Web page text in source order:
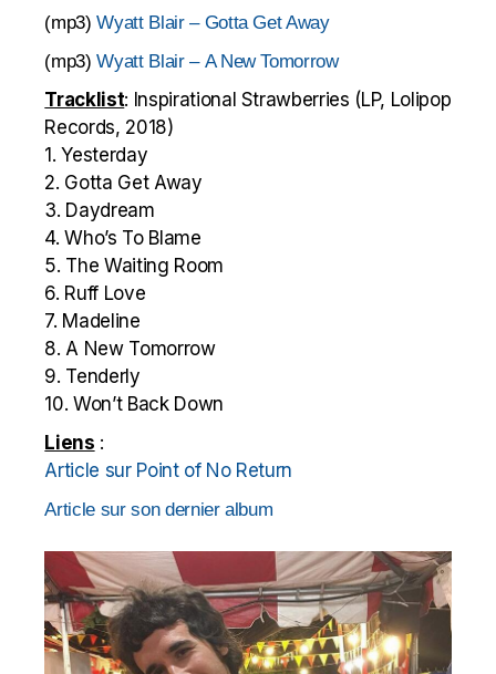
(mp3)Wyatt Blair – Gotta Get Away
(mp3)Wyatt Blair – A New Tomorrow
Tracklist: Inspirational Strawberries (LP, Lolipop
Records, 2018)
1. Yesterday
2. Gotta Get Away
3. Daydream
4. Who’s To Blame
5. The Waiting Room
6. Ruff Love
7. Madeline
8. A New Tomorrow
9. Tenderly
10. Won’t Back Down
Liens :
Article sur Point of No Return
Article sur son dernier album